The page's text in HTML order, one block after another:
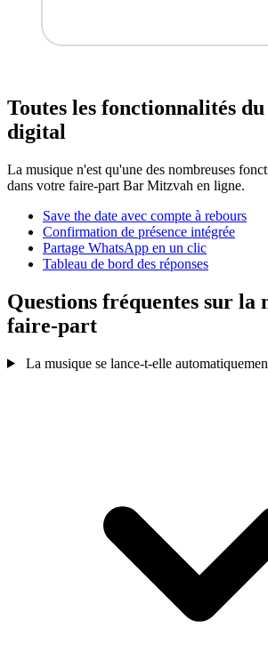
Toutes les fonctionnalités
digital
La musique n'est qu'une des nombreuses
dans votre faire-part Bar Mitzvah en ligne.
Save the date avec compte à rebours
Confirmation de présence intégrée
Partage WhatsApp en un clic
Tableau de bord des réponses
Questions fréquentes sur la
faire-part
La musique se lance-t-elle